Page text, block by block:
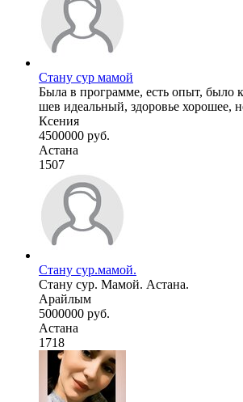
Стану сур мамой
Была в программе, есть опыт, было
шев идеальный, здоровье хорошее,
Ксения
4500000 руб.
Астана
1507
Стану сур.мамой.
Стану сур. Мамой. Астана.
Арайлым
5000000 руб.
Астана
1718